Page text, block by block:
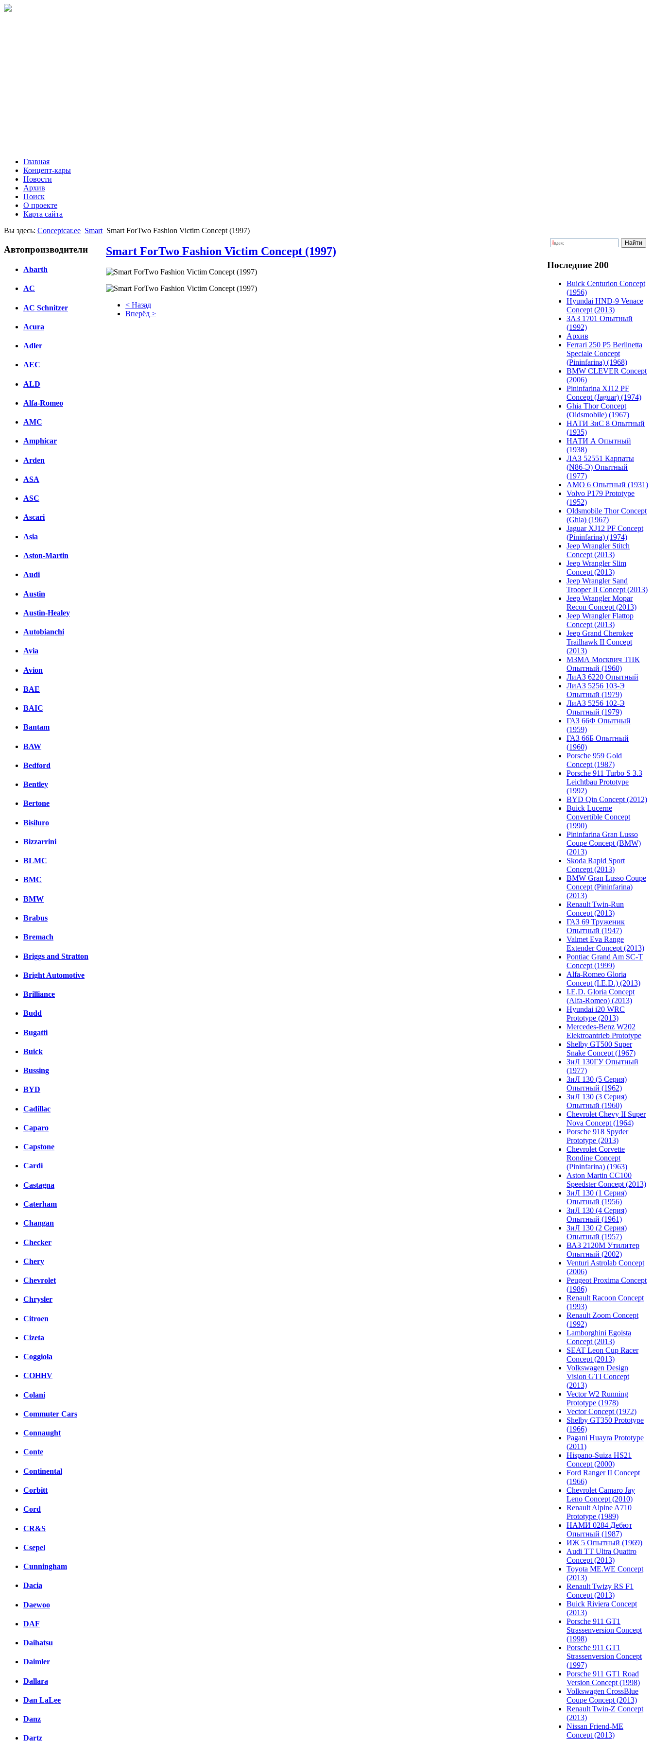
Главная
Концепт-кары
Новости
Архив
Поиск
О проекте
Карта сайта
Вы здесь: Conceptcar.ee Smart Smart ForTwo Fashion Victim Concept (1997)
Автопроизводители
Abarth
AC
AC Schnitzer
Acura
Adler
AEC
ALD
Alfa-Romeo
AMC
Amphicar
Arden
ASA
ASC
Ascari
Asia
Aston-Martin
Audi
Austin
Austin-Healey
Autobianchi
Avia
Avion
BAE
BAIC
Bantam
BAW
Bedford
Bentley
Bertone
Bisiluro
Bizzarrini
BLMC
BMC
BMW
Brabus
Bremach
Briggs and Stratton
Bright Automotive
Brilliance
Budd
Bugatti
Buick
Bussing
BYD
Cadillac
Caparo
Capstone
Cardi
Castagna
Caterham
Changan
Checker
Chery
Chevrolet
Chrysler
Citroen
Cizeta
Coggiola
COHHV
Colani
Commuter Cars
Connaught
Conte
Continental
Corbitt
Cord
CR&S
Csepel
Cunningham
Dacia
Daewoo
DAF
Daihatsu
Daimler
Dallara
Dan LaLee
Danz
Dartz
Smart ForTwo Fashion Victim Concept (1997)
< Назад
Вперёд >
Последние 200
Buick Centurion Concept
(1956)
Hyundai HND-9 Venace
Concept (2013)
ЗАЗ 1701 Опытный
(1992)
Архив
Ferrari 250 P5 Berlinetta
Speciale Concept
(Pininfarina) (1968)
BMW CLEVER Concept
(2006)
Pininfarina XJ12 PF
Concept (Jaguar) (1974)
Ghia Thor Concept
(Oldsmobile) (1967)
НАТИ ЗиС 8 Опытный
(1935)
НАТИ А Опытный
(1938)
ЛАЗ 52551 Карпаты
(N86-Э) Опытный
(1977)
АМО 6 Опытный (1931)
Volvo P179 Prototype
(1952)
Oldsmobile Thor Concept
(Ghia) (1967)
Jaguar XJ12 PF Concept
(Pininfarina) (1974)
Jeep Wrangler Stitch
Concept (2013)
Jeep Wrangler Slim
Concept (2013)
Jeep Wrangler Sand
Trooper II Concept (2013)
Jeep Wrangler Mopar
Recon Concept (2013)
Jeep Wrangler Flattop
Concept (2013)
Jeep Grand Cherokee
Trailhawk II Concept
(2013)
МЗМА Москвич ТПК
Опытный (1960)
ЛиАЗ 6220 Опытный
ЛиАЗ 5256 103-Э
Опытный (1979)
ЛиАЗ 5256 102-Э
Опытный (1979)
ГАЗ 66Ф Опытный
(1959)
ГАЗ 66Б Опытный
(1960)
Porsche 959 Gold
Concept (1987)
Porsche 911 Turbo S 3.3
Leichtbau Prototype
(1992)
BYD Qin Concept (2012)
Buick Lucerne
Convertible Concept
(1990)
Pininfarina Gran Lusso
Coupe Concept (BMW)
(2013)
Skoda Rapid Sport
Concept (2013)
BMW Gran Lusso Coupe
Concept (Pininfarina)
(2013)
Renault Twin-Run
Concept (2013)
ГАЗ 69 Труженик
Опытный (1947)
Valmet Eva Range
Extender Concept (2013)
Pontiac Grand Am SC-T
Concept (1999)
Alfa-Romeo Gloria
Concept (I.E.D.) (2013)
I.E.D. Gloria Concept
(Alfa-Romeo) (2013)
Hyundai i20 WRC
Prototype (2013)
Mercedes-Benz W202
Elektroantrieb Prototype
Shelby GT500 Super
Snake Concept (1967)
ЗиЛ 130ГУ Опытный
(1977)
ЗиЛ 130 (5 Серия)
Опытный (1962)
ЗиЛ 130 (3 Серия)
Опытный (1960)
Chevrolet Chevy II Super
Nova Concept (1964)
Porsche 918 Spyder
Prototype (2013)
Chevrolet Corvette
Rondine Concept
(Pininfarina) (1963)
Aston Martin CC100
Speedster Concept (2013)
ЗиЛ 130 (1 Серия)
Опытный (1956)
ЗиЛ 130 (4 Серия)
Опытный (1961)
ЗиЛ 130 (2 Серия)
Опытный (1957)
ВАЗ 2120М Утилитер
Опытный (2002)
Venturi Astrolab Concept
(2006)
Peugeot Proxima Concept
(1986)
Renault Racoon Concept
(1993)
Renault Zoom Concept
(1992)
Lamborghini Egoista
Concept (2013)
SEAT Leon Cup Racer
Concept (2013)
Volkswagen Design
Vision GTI Concept
(2013)
Vector W2 Running
Prototype (1978)
Vector Concept (1972)
Shelby GT350 Prototype
(1966)
Pagani Huayra Prototype
(2011)
Hispano-Suiza HS21
Concept (2000)
Ford Ranger II Concept
(1966)
Chevrolet Camaro Jay
Leno Concept (2010)
Renault Alpine A710
Prototype (1989)
НАМИ 0284 Дебют
Опытный (1987)
ИЖ 5 Опытный (1969)
Audi TT Ultra Quattro
Concept (2013)
Toyota ME.WE Concept
(2013)
Renault Twizy RS F1
Concept (2013)
Buick Riviera Concept
(2013)
Porsche 911 GT1
Strassenversion Concept
(1998)
Porsche 911 GT1
Strassenversion Concept
(1997)
Porsche 911 GT1 Road
Version Concept (1998)
Volkswagen CrossBlue
Coupe Concept (2013)
Renault Twin-Z Concept
(2013)
Nissan Friend-ME
Concept (2013)